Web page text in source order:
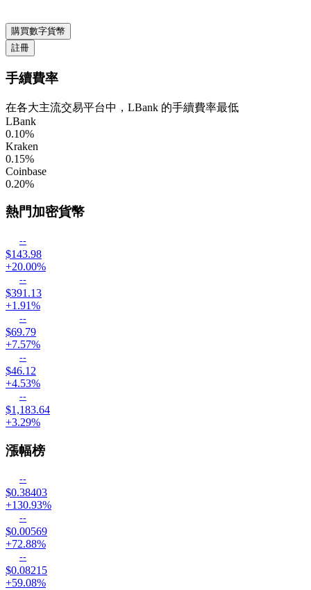
購買數字貨幣
註冊
手續費率
在各大主流交易平台中，LBank 的手續費率最低
LBank
0.10%
Kraken
0.15%
Coinbase
0.20%
熱門加密貨幣
--
$143.98
+20.00%
--
$391.13
+1.91%
--
$69.79
+7.57%
--
$46.12
+4.53%
--
$1,183.64
+3.29%
漲幅榜
--
$0.38403
+130.93%
--
$0.00569
+72.88%
--
$0.08215
+59.08%